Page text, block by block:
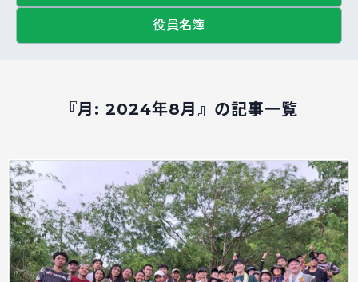
役員名簿
『月: 2024年8月 』の記事一覧